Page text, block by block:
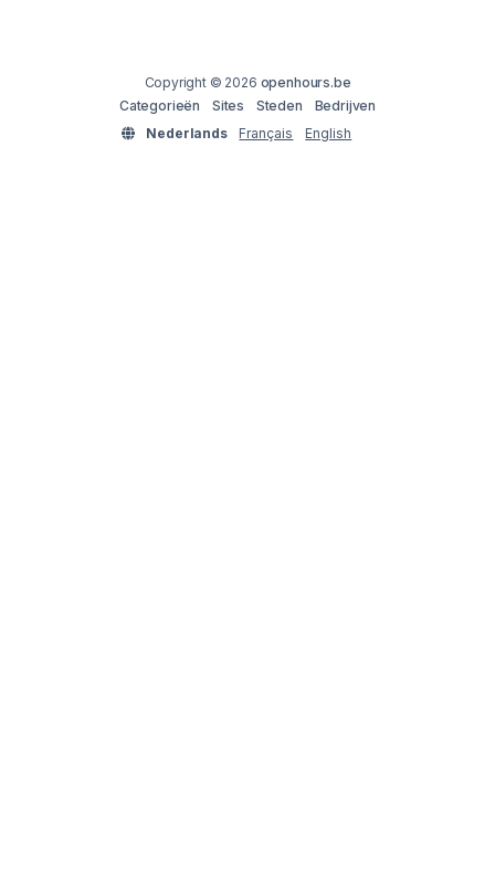
Copyright © 2026 openhours.be
Categorieën
Sites Steden
Bedrijven
Nederlands
Français English